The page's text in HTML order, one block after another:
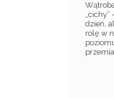
„cichy”
dzień,
rolę w